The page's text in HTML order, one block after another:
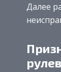
Далее